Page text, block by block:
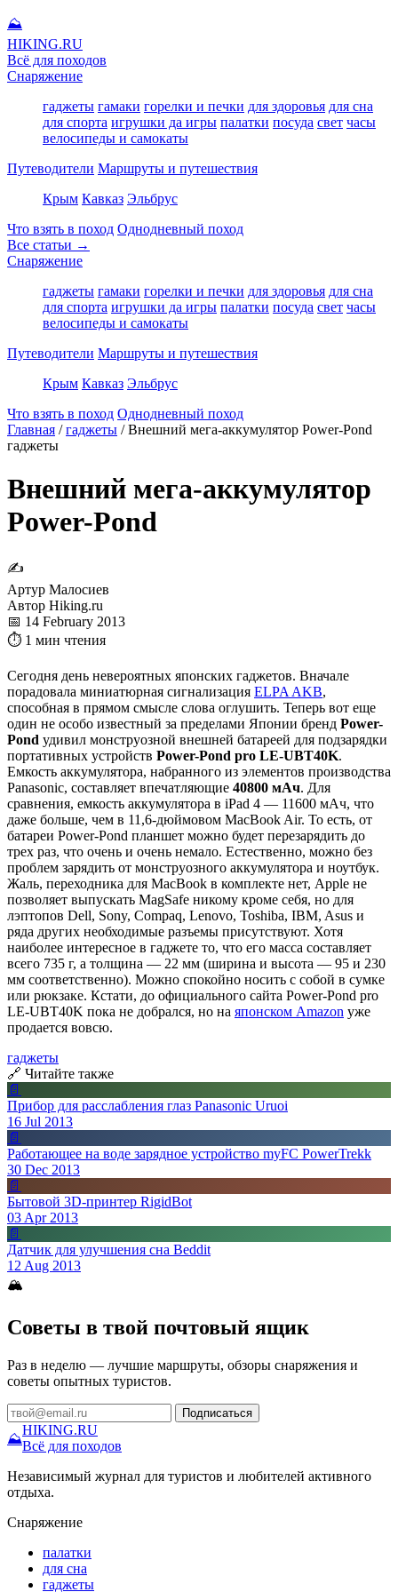
⛰
HIKING.RU
Всё для походов
Снаряжение
гаджеты гамаки горелки и печки для здоровья для сна
для спорта игрушки да игры палатки посуда свет часы
велосипеды и самокаты
Путеводители Маршруты и путешествия
Крым Кавказ Эльбрус
Что взять в поход Однодневный поход
Все статьи →
Снаряжение
гаджеты гамаки горелки и печки для здоровья для сна
для спорта игрушки да игры палатки посуда свет часы
велосипеды и самокаты
Путеводители Маршруты и путешествия
Крым Кавказ Эльбрус
Что взять в поход Однодневный поход
Главная / гаджеты / Внешний мега-аккумулятор Power-Pond
гаджеты
Внешний мега-аккумулятор
Power-Pond
✍
Артур Малосиев
Автор Hiking.ru
📅 14 February 2013
⏱ 1 мин чтения
Сегодня день невероятных японских гаджетов. Вначале
порадовала миниатюрная сигнализация ELPA AKB,
способная в прямом смысле слова оглушить. Теперь вот еще
один не особо известный за пределами Японии бренд Power-
Pond удивил монструозной внешней батареей для подзарядки
портативных устройств Power-Pond pro LE-UBT40K.
Емкость аккумулятора, набранного из элементов производства
Panasonic, составляет впечатляющие 40800 мАч. Для
сравнения, емкость аккумулятора в iPad 4 — 11600 мАч, что
даже больше, чем в 11,6-дюймовом MacBook Air. То есть, от
батареи Power-Pond планшет можно будет перезарядить до
трех раз, что очень и очень немало. Естественно, можно без
проблем зарядить от монструозного аккумулятора и ноутбук.
Жаль, переходника для MacBook в комплекте нет, Apple не
позволяет выпускать MagSafe никому кроме себя, но для
лэптопов Dell, Sony, Compaq, Lenovo, Toshiba, IBM, Asus и
ряда других необходимые разъемы присутствуют. Хотя
наиболее интересное в гаджете то, что его масса составляет
всего 735 г, а толщина — 22 мм (ширина и высота — 95 и 230
мм соответственно). Можно спокойно носить с собой в сумке
или рюкзаке. Кстати, до официального сайта Power-Pond pro
LE-UBT40K пока не добрался, но на японском Amazon уже
продается вовсю.
гаджеты
🔗 Читайте также
📄
Прибор для расслабления глаз Panasonic Uruoi
16 Jul 2013
📄
Работающее на воде зарядное устройство myFC PowerTrekk
30 Dec 2013
📄
Бытовой 3D-принтер RigidBot
03 Apr 2013
📄
Датчик для улучшения сна Beddit
12 Aug 2013
🏔
Советы в твой почтовый ящик
Раз в неделю — лучшие маршруты, обзоры снаряжения и
советы опытных туристов.
Подписаться
⛰
HIKING.RU
Всё для походов
Независимый журнал для туристов и любителей активного
отдыха.
Снаряжение
палатки
для сна
гаджеты